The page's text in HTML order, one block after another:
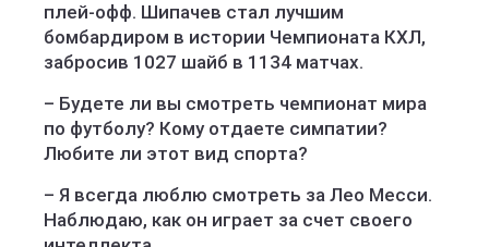
плей-офф. Шипачев стал лучшим
бомбардиром в истории Чемпионата КХЛ,
забросив 1027 шайб в 1134 матчах.
– Будете ли вы смотреть чемпионат мира
по футболу? Кому отдаете симпатии?
Любите ли этот вид спорта?
– Я всегда люблю смотреть за Лео Месси.
Наблюдаю, как он играет за счет своего